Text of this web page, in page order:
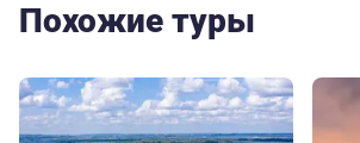
Похожие туры